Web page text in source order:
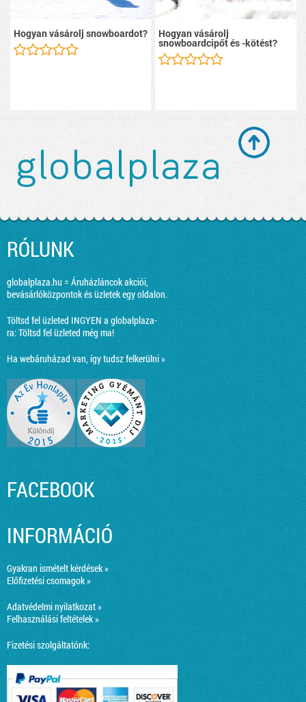
Hogyan vásárolj snowboardot? Hogyan vásárolj
snowboardcipőt és -kötést?
RÓLUNK
globalplaza.hu = Áruházláncok akciói,
bevásárlóközpontok és üzletek egy oldalon.
Töltsd fel üzleted INGYEN a globalplaza-
ra:Töltsd fel üzleted még ma!
Ha webáruházad van, így tudsz felkerülni »
FACEBOOK
INFORMÁCIÓ
Gyakran ismételt kérdések »
Előfizetési csomagok »
Adatvédelmi nyilatkozat »
Felhasználási feltételek »
Fizetési szolgáltatónk: